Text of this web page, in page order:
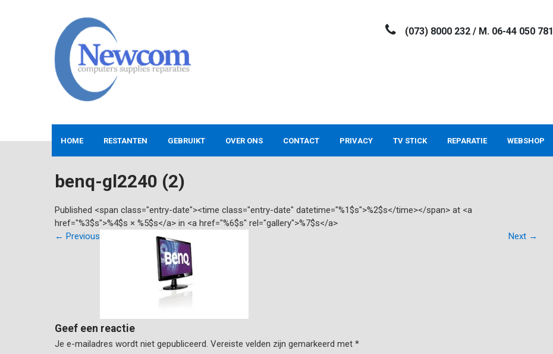
NEWCOM
(073) 8000 232 / M. 06-44 050 781
HOME RESTANTEN GEBRUIKT OVER ONS CONTACT PRIVACY TV STICK REPARATIE WEBSHOP
benq-gl2240 (2)
Published <span class="entry-date"><time class="entry-date" datetime="%1$s">%2$s</time></span> at <a
href="%3$s">%4$s × %5$s</a> in <a href="%6$s" rel="gallery">%7$s</a>
← Previous Next →
Geef een reactie
Je e-mailadres wordt niet gepubliceerd. Vereiste velden zijn gemarkeerd met *